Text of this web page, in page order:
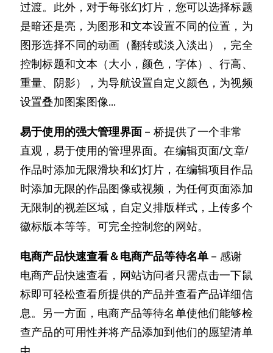
过渡。此外，对于每张幻灯片，您可以选择标题
是暗还是亮，为图形和文本设置不同的位置，为
图形选择不同的动画（翻转或淡入淡出），完全
控制标题和文本（大小，颜色，字体）、行高、
重量、阴影），为导航设置自定义颜色，为视频
设置叠加图案图像…
易于使用的强大管理界面– 桥提供了一个非常
直观，易于使用的管理界面。在编辑页面/文章/
作品时添加无限滑块和幻灯片，在编辑项目作品
时添加无限的作品图像或视频，为任何页面添加
无限制的视差区域，自定义排版样式，上传多个
徽标版本等等。可完全控制您的网站。
电商产品快速查看＆电商产品等待名单 – 感谢
电商产品快速查看，网站访问者只需点击一下鼠
标即可轻松查看所提供的产品并查看产品详细信
息。另一方面，电商产品等待名单使他们能够检
查产品的可用性并将产品添加到他们的愿望清单